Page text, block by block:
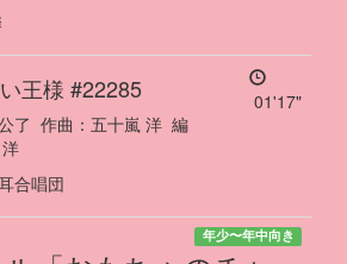
王様 #22285
了 作曲： 五十嵐 洋 編
合唱団
01'17"
年少〜年中向き